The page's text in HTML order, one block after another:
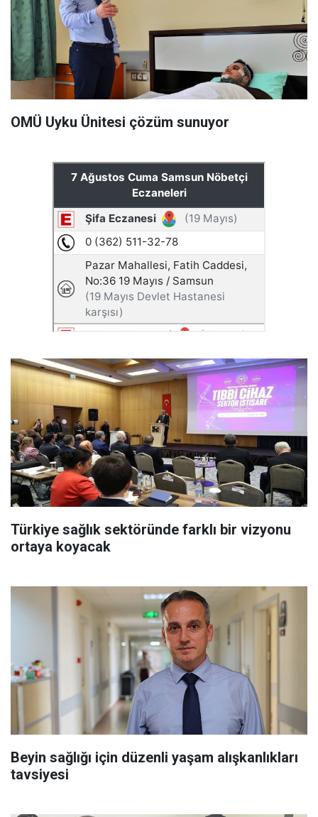
OMÜ Uyku Ünitesi çözüm sunuyor
Türkiye sağlık sektöründe farklı bir vizyonu
ortaya koyacak
Beyin sağlığı için düzenli yaşam alışkanlıkları
tavsiyesi